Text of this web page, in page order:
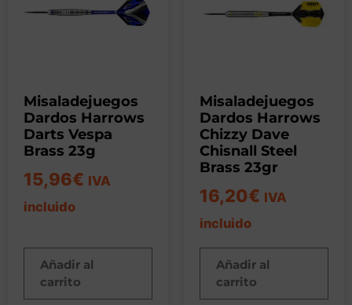
Misaladejuegos
Dardos Harrows
Darts Vespa
Brass 23g
15,96€ IVA
incluido
Añadir al
carrito
Misaladejuegos
Dardos Harrows
Chizzy Dave
Chisnall Steel
Brass 23gr
16,20€ IVA
incluido
Añadir al
carrito